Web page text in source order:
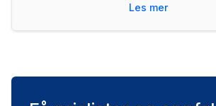
Les mer